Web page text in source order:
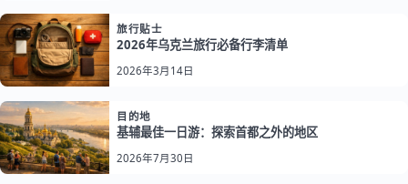
旅行贴士
2026年乌克兰旅行必备行李清单
2026年3月14日
目的地
基辅最佳一日游：探索首都之外的地区
2026年7月30日